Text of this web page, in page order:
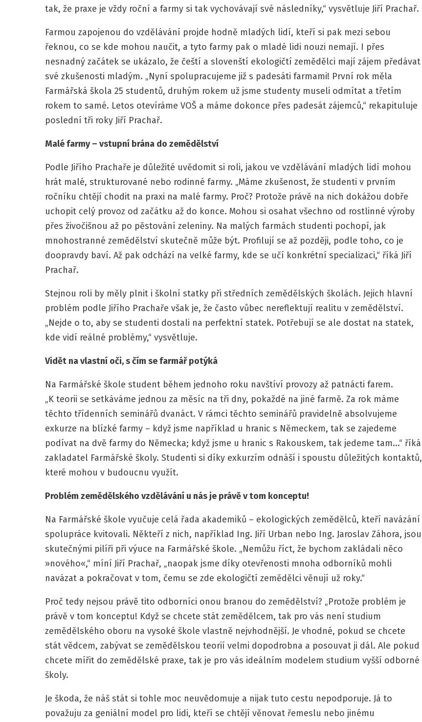
tak, že praxe je vždy roční a farmy si tak vychovávají své následníky,“ vysvětluje Jiří Prachař.
Farmou zapojenou do vzdělávání projde hodně mladých lidí, kteří si pak mezi sebou
řeknou, co se kde mohou naučit, a tyto farmy pak o mladé lidi nouzi nemají. I přes
nesnadný začátek se ukázalo, že čeští a slovenští ekologičtí zemědělci mají zájem předávat
své zkušenosti mladým. „Nyní spolupracujeme již s padesáti farmami! První rok měla
Farmářská škola 25 studentů, druhým rokem už jsme studenty museli odmítat a třetím
rokem to samé. Letos otevíráme VOŠ a máme dokonce přes padesát zájemců,“ rekapituluje
poslední tři roky Jiří Prachař.
Malé farmy – vstupní brána do zemědělství
Podle Jiřího Prachaře je důležité uvědomit si roli, jakou ve vzdělávání mladých lidí mohou
hrát malé, strukturované nebo rodinné farmy. „Máme zkušenost, že studenti v prvním
ročníku chtějí chodit na praxi na malé farmy. Proč? Protože právě na nich dokážou dobře
uchopit celý provoz od začátku až do konce. Mohou si osahat všechno od rostlinné výroby
přes živočišnou až po pěstování zeleniny. Na malých farmách studenti pochopí, jak
mnohostranné zemědělství skutečně může být. Profilují se až později, podle toho, co je
doopravdy baví. Až pak odchází na velké farmy, kde se učí konkrétní specializaci,“ říká Jiří
Prachař.
Stejnou roli by měly plnit i školní statky při středních zemědělských školách. Jejich hlavní
problém podle Jiřího Prachaře však je, že často vůbec nereflektují realitu v zemědělství.
„Nejde o to, aby se studenti dostali na perfektní statek. Potřebují se ale dostat na statek,
kde vidí reálné problémy,“ vysvětluje.
Vidět na vlastní oči, s čím se farmář potýká
Na Farmářské škole student během jednoho roku navštíví provozy až patnácti farem.
„K teorii se setkáváme jednou za měsíc na tři dny, pokaždé na jiné farmě. Za rok máme
těchto třídenních seminářů dvanáct. V rámci těchto seminářů pravidelně absolvujeme
exkurze na blízké farmy – když jsme například u hranic s Německem, tak se zajedeme
podívat na dvě farmy do Německa; když jsme u hranic s Rakouskem, tak jedeme tam...“ říká
zakladatel Farmářské školy. Studenti si díky exkurzím odnáší i spoustu důležitých kontaktů,
které mohou v budoucnu využít.
Problém zemědělského vzdělávání u nás je právě v tom konceptu!
Na Farmářské škole vyučuje celá řada akademiků – ekologických zemědělců, kteří navázání
spolupráce kvitovali. Někteří z nich, například Ing. Jiří Urban nebo Ing. Jaroslav Záhora, jsou
skutečnými pilíři při výuce na Farmářské škole. „Nemůžu říct, že bychom zakládali něco
»nového«,“ míní Jiří Prachař, „naopak jsme díky otevřenosti mnoha odborníků mohli
navázat a pokračovat v tom, čemu se zde ekologičtí zemědělci věnují už roky.“
Proč tedy nejsou právě tito odborníci onou branou do zemědělství? „Protože problém je
právě v tom konceptu! Když se chcete stát zemědělcem, tak pro vás není studium
zemědělského oboru na vysoké škole vlastně nejvhodnější. Je vhodné, pokud se chcete
stát vědcem, zabývat se zemědělskou teorií velmi dopodrobna a posouvat ji dál. Ale pokud
chcete mířit do zemědělské praxe, tak je pro vás ideálním modelem studium vyšší odborné
školy.
Je škoda, že náš stát si tohle moc neuvědomuje a nijak tuto cestu nepodporuje. Já to
považuju za geniální model pro lidi, kteří se chtějí věnovat řemeslu nebo jinému